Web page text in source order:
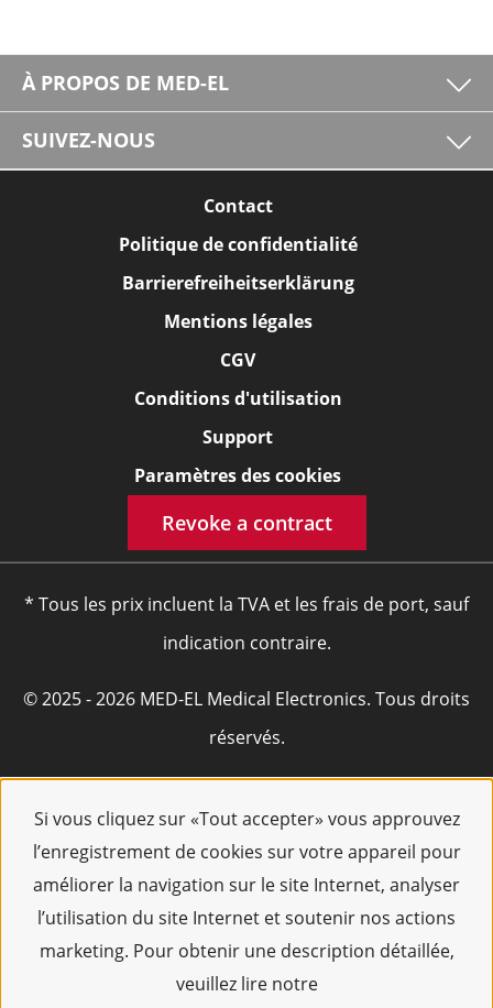
Si vous cliquez sur «Tout accepter» vous approuvez
l’enregistrement de cookies sur votre appareil pour
améliorer la navigation sur le site Internet, analyser
l’utilisation du site Internet et soutenir nos actions
marketing. Pour obtenir une description détaillée,
veuillez lire notre
À PROPOS DE MED-EL
SUIVEZ-NOUS
Contact
Politique de confidentialité
Barrierefreiheitserklärung
Mentions légales
CGV
Conditions d'utilisation
Support
Paramètres des cookies
Revoke a contract
* Tous les prix incluent la TVA et les frais de port, sauf
indication contraire.
© 2025 - 2026 MED-EL Medical Electronics. Tous droits
réservés.